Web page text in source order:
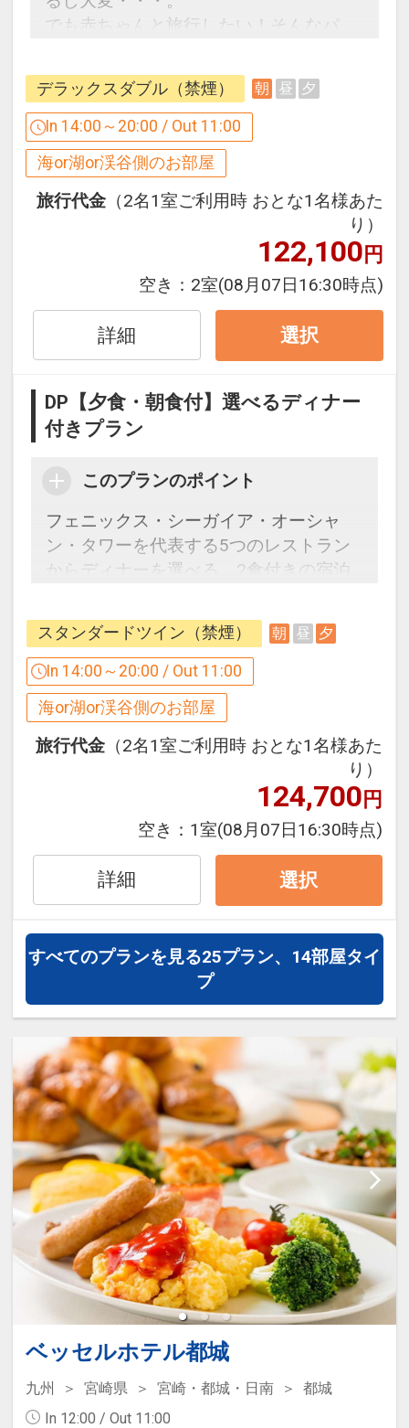
でも赤ちゃんと旅行したい！そんなパ
お部屋はダブルルーム2タイプと和室を
含めたスイートの合計6タイプ。
ダブルルームのベットは、200センチの
キングサイズ！家族3人で寝ても、十分
な広さです！
和室ファミリーは6名定員なので、3世代
初めての家族旅行は是非、シーガイアに
お越しください♪
■ウェルカムベビーのお宿とは・・・■
ミキハウス子育て総研が独自の基準に基
ハード面・ソフト面からなる100項目の
うち70項目以上を満たす施設のみが認定
されるものです。
■特色1■
お部屋に「赤ちゃんグッズ」をご用意
・キャビネットロック
・ドアストッパー
・おむつBOX
・洗面室にお子様用の踏み台
・タオルの枚数は、通常の2倍
・お子様用アメニティ（歯ブラシ、スリ
ッパ、お風呂用ボディスポンジ）
・お部屋のトイレにお子様用簡易補助便
・70度設定が可能な電気ポット
・絵本セット
・入浴剤
・おしりふき
つ）※チェックイン時にお渡し
お子様用の部屋着をご用意（63ｃｍ、77
ｃｍのみ）
※要予約
■特色3■
記念日のケーキのご用意（0歳～3歳のお
子様）※7日前までの要予約
■月～木曜日にご宿泊の方へ、うれしい
特色♪■
月～木曜日にご宿泊の場合、混雑時を避
けたアーリーチェックイン 12：00（通
常 14：00）、
11：00）が可能となります。
※以下の特定日は除外となります。
デラックスダブル（禁煙） 朝 昼 夕
In 14:00～20:00 / Out 11:00
海or湖or渓谷側のお部屋
旅行代金 （2名1室ご利用時 おとな1名様あた
り）
122,100円
空き： 2室(08月07日16:30時点)
詳細 選択
DP【夕食・朝食付】選べるディナー
付きプラン
このプランのポイント
フェニックス・シーガイア・オーシャ
ン・タワーを代表する5つのレストラン
からディナーを選べる、2食付きの宿泊
各店シェフ自慢のディナーをぜひお楽し
みください。
12/23～25、12/29～2027/1/3の期間、
本プランは設定除外日となります。
※ガーデンビュッフェ「パインテラス」
でのご夕食が自動的に選択されておりま
パインテラス以外のレストランご予約を
ご希望の場合は、【ご希望のレストラン
い。
なお、お問い合わせ頂いた時点の空き状
況になる為、ご希望に添えない場合もご
ざいます。予めご了承ください。
【基本レストラン】ガーデンビュッフェ
「パインテラス」※ご連絡が特にない場
合は、パインテラスの利用確約となりま
す。
お料理：和洋ビュッフェ（90分間）
店休日：なし
予約可能時間：1）17:00～ 2）17:30～
3）18:30～ 4）19:00～ 5）19:30～ 6）
20:00～
【選べるレストラン】中国料理「藍海」
お料理：選べるディナープラン専用メニ
ュー
店休日：毎週木曜日
予約可能時間：1）17:30～ 2）18:00～
スタンダードツイン（禁煙） 朝 昼 夕
In 14:00～20:00 / Out 11:00
海or湖or渓谷側のお部屋
旅行代金 （2名1室ご利用時 おとな1名様あた
り）
124,700円
空き： 1室(08月07日16:30時点)
詳細 選択
すべてのプランを見る25プラン、14部屋タイ
プ
ベッセルホテル都城
九州 宮崎県 宮崎・都城・日南
都城
In 12:00 / Out 11:00